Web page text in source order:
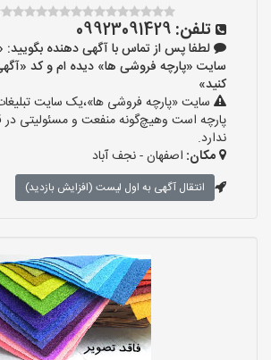
تلفن: 09923091429
لطفا پس از تماس با آگهی دهنده بگویید:
کنید»
سایت «پارچه فروشی ها»،یک سایت
پارچه است وهیچ‌گونه منفعت و مسئولیتی در
ندارد.
مکان: اصفهان - نجف‌ آباد
انتقال آگهی به اول لیست (افزایش بازدید)